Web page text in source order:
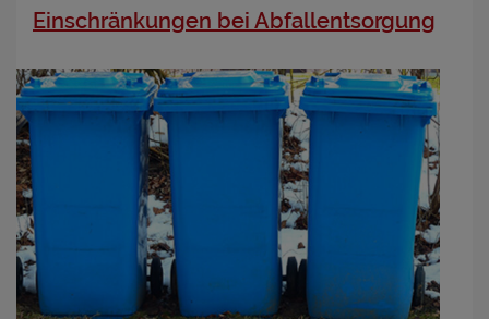
Einschränkungen bei Abfallentsorgung